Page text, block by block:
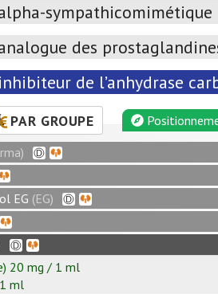
sympathicomimétique
des
de l’anhydrase
PAR GROUPE
EG (EG)
20 mg / 1 ml
1 ml